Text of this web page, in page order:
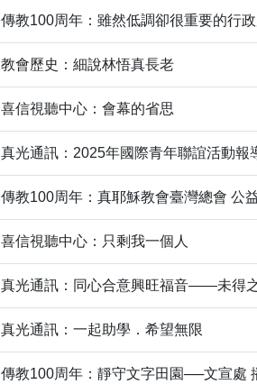
傳教100周年：雖然低調卻很重要的行
教會歷史：細說林悟真長老
​喜信視聽中心：會幕的省思
真光通訊：2025年國際青年聯誼活動報
傳教100周年：真耶穌教會臺灣總會 公
​喜信視聽中心：只剩我一個人
真光通訊：同心合意興旺福音——未得
​真光通訊：一起助學．希望無限
傳教100周年：靜守文字田園──文宣處